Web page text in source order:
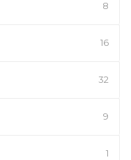
8
16
32
9
1